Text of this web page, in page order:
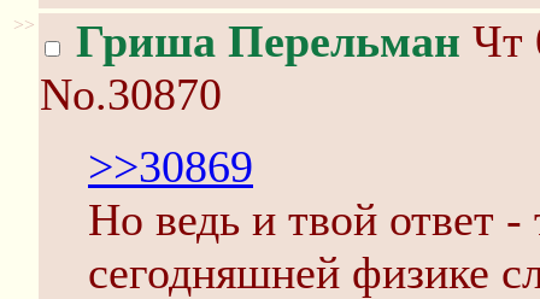
>> Гриша Перельман Чт
No.30870
>>30869
Но ведь и твой ответ
сегодняшней физике